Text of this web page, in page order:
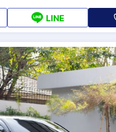
LINE